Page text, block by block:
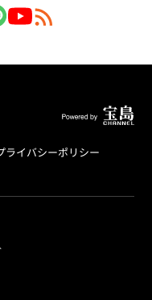
ライバシーポリシー